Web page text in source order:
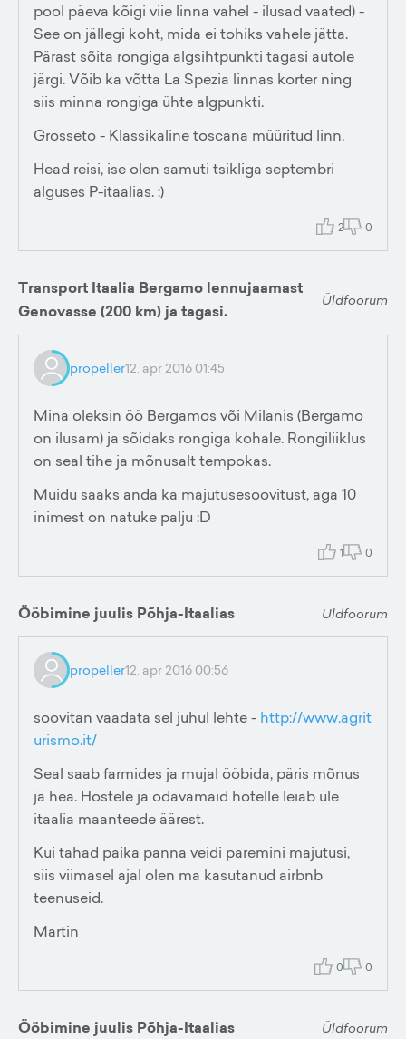
pool päeva kõigi viie linna vahel - ilusad vaated) -
See on jällegi koht, mida ei tohiks vahele jätta.
Pärast sõita rongiga algsihtpunkti tagasi autole
järgi. Võib ka võtta La Spezia linnas korter ning
siis minna rongiga ühte algpunkti.
Grosseto - Klassikaline toscana müüritud linn.
Head reisi, ise olen samuti tsikliga septembri
alguses P-itaalias. :)
2 0
Transport Itaalia Bergamo lennujaamast
Genovasse (200 km) ja tagasi.
Üldfoorum
propeller12. apr 2016 01:45
Mina oleksin öö Bergamos või Milanis (Bergamo
on ilusam) ja sõidaks rongiga kohale. Rongiliiklus
on seal tihe ja mõnusalt tempokas.
Muidu saaks anda ka majutusesoovitust, aga 10
inimest on natuke palju :D
1 0
Ööbimine juulis Põhja-Itaalias Üldfoorum
propeller12. apr 2016 00:56
soovitan vaadata sel juhul lehte - http://www.agrit
urismo.it/
Seal saab farmides ja mujal ööbida, päris mõnus
ja hea. Hostele ja odavamaid hotelle leiab üle
itaalia maanteede äärest.
Kui tahad paika panna veidi paremini majutusi,
siis viimasel ajal olen ma kasutanud airbnb
teenuseid.
Martin
0 0
Ööbimine juulis Põhja-Itaalias Üldfoorum